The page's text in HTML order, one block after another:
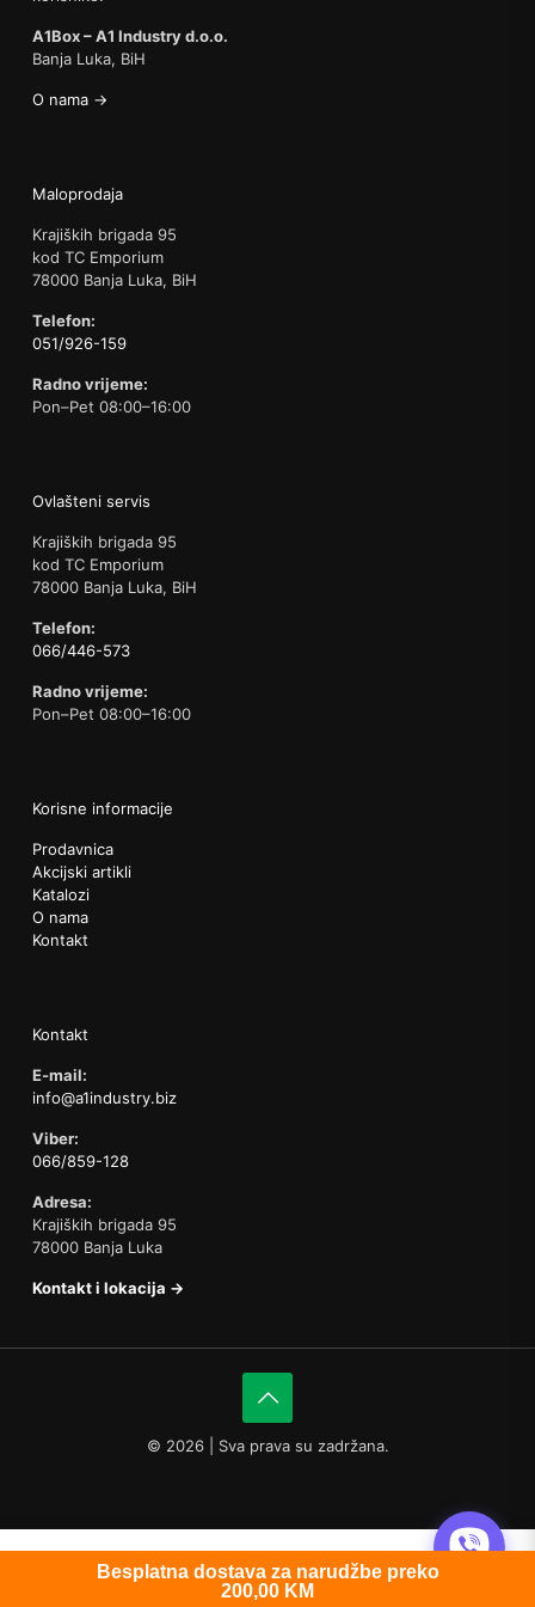
A1Box – A1 Industry d.o.o.
Banja Luka, BiH
O nama →
Maloprodaja
Krajiških brigada 95
kod TC Emporium
78000 Banja Luka, BiH
Telefon:
051/926-159
Radno vrijeme:
Pon–Pet 08:00–16:00
Ovlašteni servis
Krajiških brigada 95
kod TC Emporium
78000 Banja Luka, BiH
Telefon:
066/446-573
Radno vrijeme:
Pon–Pet 08:00–16:00
Korisne informacije
Prodavnica
Akcijski artikli
Katalozi
O nama
Kontakt
Kontakt
E-mail:
info@a1industry.biz
Viber:
066/859-128
Adresa:
Krajiških brigada 95
78000 Banja Luka
Kontakt i lokacija →
© 2026 | Sva prava su zadržana.
Besplatna dostava za narudžbe preko
200,00 KM